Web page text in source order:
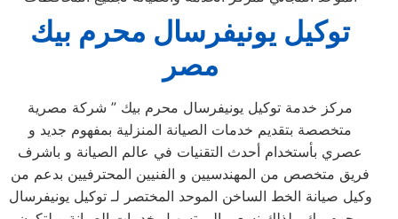
توكيل يونيفرسال محرم بيك
مصر
مركز خدمة توكيل يونيفرسال محرم بيك ” شركة مصرية
متخصصة بتقديم خدمات الصيانة المنزلية بمفهوم جديد و
عصري بأستخدام أحدث التقنيات في عالم الصيانة و باشرف
فريق متخصص من المهندسيين و الفنيين المحترفيين بدعم من
وكيل صيانة الخط الساخن الموحد المختصر لـ توكيل يونيفرسال